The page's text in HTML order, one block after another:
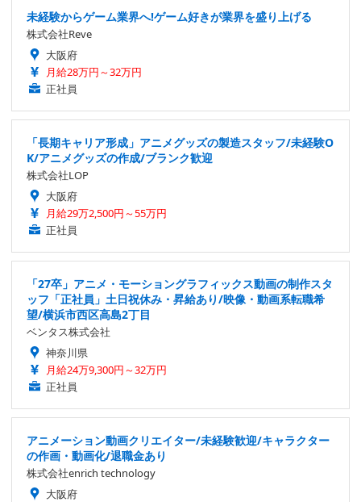
未経験からゲーム業界へ!ゲーム好きが業界を盛り上げる
株式会社Reve
大阪府
月給28万円～32万円
正社員
「長期キャリア形成」アニメグッズの製造スタッフ/未経験O
K/アニメグッズの作成/ブランク歓迎
株式会社LOP
大阪府
月給29万2,500円～55万円
正社員
「27卒」アニメ・モーショングラフィックス動画の制作スタ
ッフ「正社員」土日祝休み・昇給あり/映像・動画系転職希
望/横浜市西区高島2丁目
ベンタス株式会社
神奈川県
月給24万9,300円～32万円
正社員
アニメーション動画クリエイター/未経験歓迎/キャラクター
の作画・動画化/退職金あり
株式会社enrich technology
大阪府